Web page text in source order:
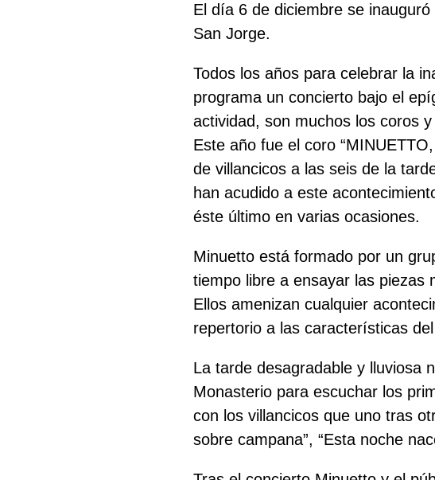
El día 6 de diciembre se
San Jorge.
Todos los años para celebrar la
programa un concierto bajo el
actividad, son muchos los coros
Este año fue el coro
de villancicos a las seis de la
han acudido a este
éste último en varias ocasiones.
Minuetto está formado por un
tiempo libre a ensayar las piezas
Ellos amenizan cualquier
repertorio a las características
La tarde desagradable y lluviosa
Monasterio para escuchar los
con los villancicos que uno tras
sobre campana”, “Esta noche